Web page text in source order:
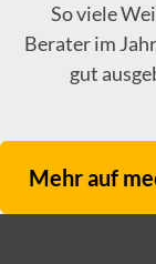
So viele
Berater im
gut
Mehr auf